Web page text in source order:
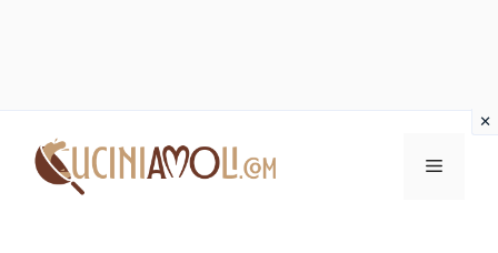
contenuto
Menu